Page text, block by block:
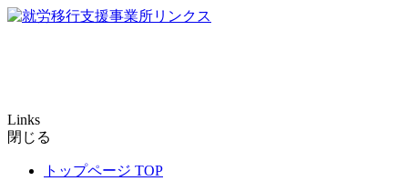
Links
閉じる
トップページ TOP